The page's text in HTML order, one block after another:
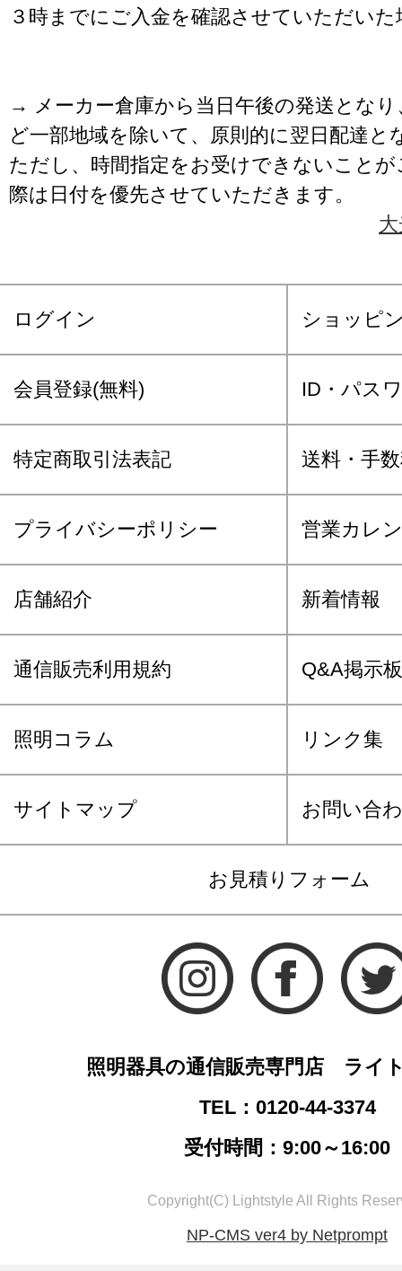
３時までにご入金を確認させていただいた
→ メーカー倉庫から当日午後の発送となり
ど一部地域を除いて、原則的に翌日配達と
ただし、時間指定をお受けできないこと
際は日付を優先させていただきます。
ログイン ショッピ
会員登録(無料) ID・パス
特定商取引法表記 送料・手
プライバシーポリシー 営業カレ
店舗紹介 新着情報
通信販売利用規約 Q&A掲示板
照明コラム リンク集
サイトマップ お問い合
お見積りフォーム
照明器具の通信販売専門店 ライ
TEL：0120-44-3374
受付時間：9:00～16:00
Copyright(C) Lightstyle All Rights
NP-CMS ver4 by Netprompt